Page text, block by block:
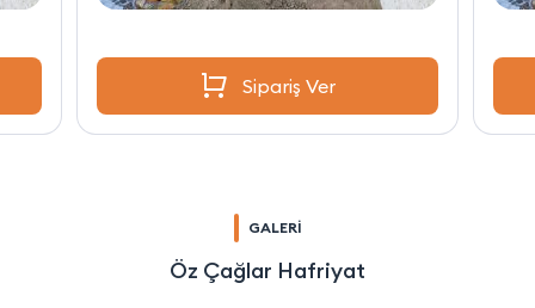
Sipariş Ver
GALERİ
Öz Çağlar Hafriyat